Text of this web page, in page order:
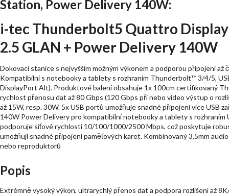
Station, Power Delivery 140W:
i-tec Thunderbolt5 Quattro
2.5 GLAN + Power Delivery 140W
Dokovací stanice s nejvyšším možným výkonem a podporou připojení
Kompatibilní s notebooky a tablety s rozhraním Thunderbolt™ 3/4/5,
DisplayPort Alt). Produktové balení obsahuje 1x 100cm certifikovaný
rychlost přenosu dat až 80 Gbps (120 Gbps při nebo video výstup o
až 15W, resp. 30W. 5x USB portů umožňuje snadné připojení více USB
140W Power Delivery pro kompatibilní notebooky a tablety s
podporuje síťové rychlosti 10/100/1000/2500 Mbps, což poskytuje
umožňují snadné připojení paměťových karet. Kombinovaný 3,5mm
nebo reproduktorů
Popis
Extrémně vysoký výkon, ultrarychlý přenos dat a podpora rozlišení až